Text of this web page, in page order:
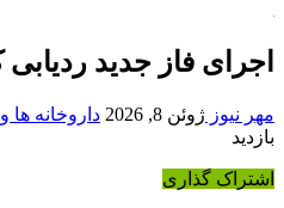
اجرای فاز جدید
مهر نیوز ژوئن 8, 2026 داروخانه ها
بازدید
اشتراک گذاری